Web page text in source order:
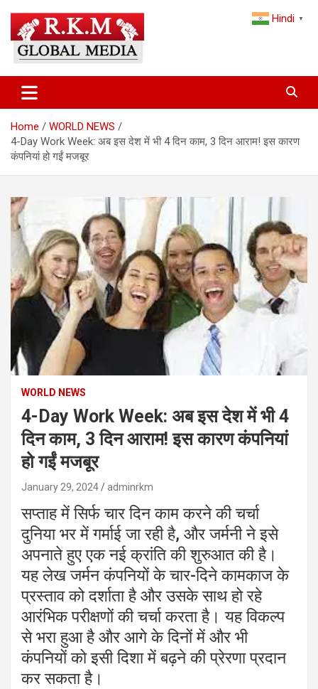
content
Latest Hindi News & Breaking
News – RKM Global Media
and the World
Home
WORLD NEWS
4-Day Work Week: अब इस देश में भी 4 दिन काम, 3 दिन आराम! इस कारण
कंपनियां हो गईं मजबूर
WORLD NEWS
4-Day Work Week: अब इस देश में भी 4
दिन काम, 3 दिन आराम! इस कारण कंपनियां
हो गईं मजबूर
January 29, 2024 adminrkm
सप्ताह में सिर्फ चार दिन काम करने की चर्चा
दुनिया भर में गर्माई जा रही है, और जर्मनी ने इसे
अपनाते हुए एक नई क्रांति की शुरुआत की है।
यह लेख जर्मन कंपनियों के चार-दिने कामकाज के
प्रस्ताव को दर्शाता है और उसके साथ हो रहे
आरंभिक परीक्षणों की चर्चा करता है। यह विकल्प
से भरा हुआ है और आगे के दिनों में और भी
कंपनियों को इसी दिशा में बढ़ने की प्रेरणा प्रदान
कर सकता है।
Hindi ▼